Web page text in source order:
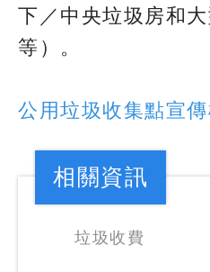
下／中央垃圾房和
等）。
公用垃圾收集點宣
垃圾收費
相關資訊